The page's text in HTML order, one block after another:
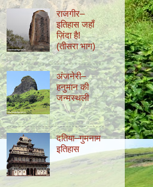
राजगीर–
इतिहास जहाँ
ज़िंदा हैǃ
(तीसरा भाग)
अंजनेरी–
हनुमान की
जन्मस्थली
दतिया–गुमनाम
इतिहास